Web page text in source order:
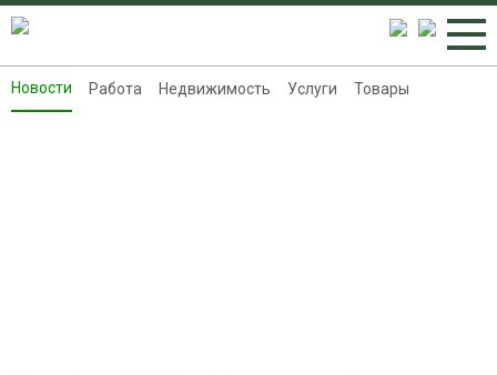
Новости
Новости Работа Недвижимость Услуги Товары